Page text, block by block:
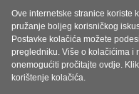
Ove internetske stranice koriste
pružanje boljeg korisničkog
Postavke kolačića možete
pregledniku. Više o kolačićima i
onemogućiti pročitajte ovdje.
korištenje kolačića.